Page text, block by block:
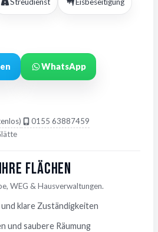
WhatsApp
0155 63887459
Flächen
WEG & Hausverwaltungen.
klare Zuständigkeiten
und saubere Räumung